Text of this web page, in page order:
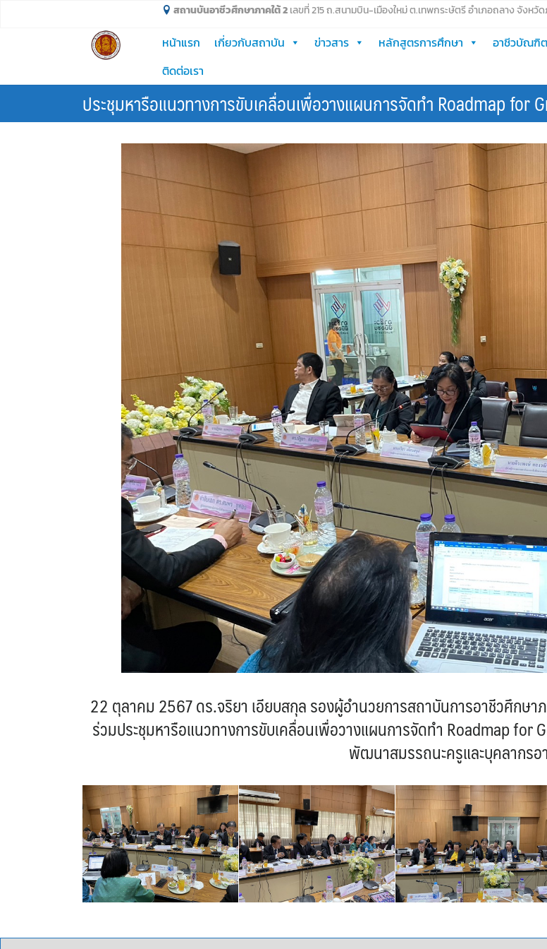
สถานบันอาชีวศึกษาภาคใต้ 2เลขที่ 215 ถ.สนามบิน-เมืองใหม่ ต.เทพกระษัตรี อำเภอถลาง จังหวัด
หน้าแรก เกี่ยวกับสถาบัน ข่าวสาร หลักสูตรการศึกษา อาชีวบัณฑิต
ติดต่อเรา
ประชุมหารือแนวทางการขับเคลื่อนเพื่อวางแผนการจัดทำ Roadmap for
22 ตุลาคม 2567 ดร.จริยา เอียบสกุล รองผู้อำนวยการสถาบันการอาชีวศึกษา
ร่วมประชุมหารือแนวทางการขับเคลื่อนเพื่อวางแผนการจัดทำ Roadmap
พัฒนาสมรรถนะครูและบุคลากรอ